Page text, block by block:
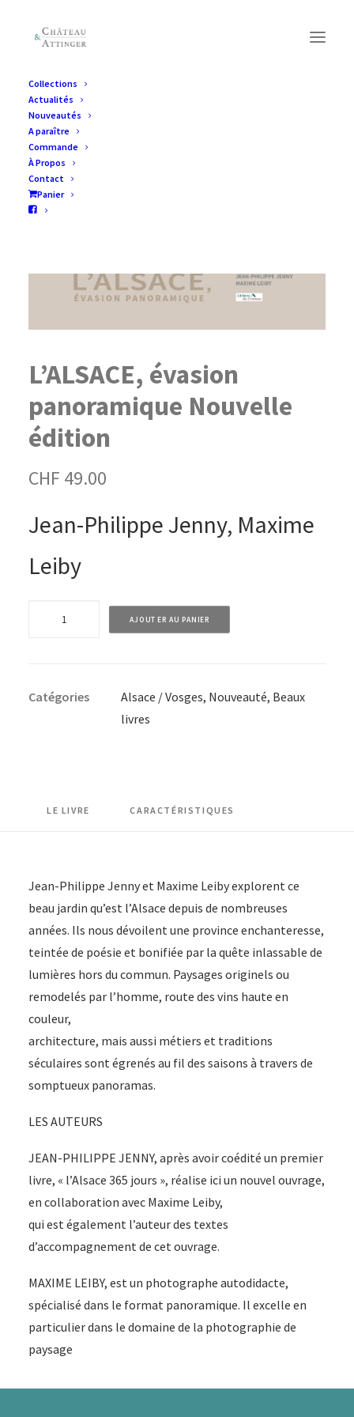
Collections
Actualités
Nouveautés
A paraître
Commande
À Propos
Contact
Panier
L’ALSACE, évasion
panoramique Nouvelle
édition
CHF 49.00
Jean-Philippe Jenny, Maxime
Leiby
panoramique
AJOUTER AU PANIER
Catégories Alsace / Vosges, Nouveauté, Beaux
livres
LE LIVRE CARACTÉRISTIQUES
Jean-Philippe Jenny et Maxime Leiby explorent ce
beau jardin qu’est l’Alsace depuis de nombreuses
années. Ils nous dévoilent une province enchanteresse,
teintée de poésie et bonifiée par la quête inlassable de
lumières hors du commun. Paysages originels ou
remodelés par l’homme, route des vins haute en
couleur,
architecture, mais aussi métiers et traditions
séculaires sont égrenés au fil des saisons à travers de
somptueux panoramas.
LES AUTEURS
JEAN-PHILIPPE JENNY, après avoir coédité un premier
livre, « l’Alsace 365 jours », réalise ici un nouvel ouvrage,
en collaboration avec Maxime Leiby,
qui est également l’auteur des textes
d’accompagnement de cet ouvrage.
MAXIME LEIBY, est un photographe autodidacte,
spécialisé dans le format panoramique. Il excelle en
particulier dans le domaine de la photographie de
paysage